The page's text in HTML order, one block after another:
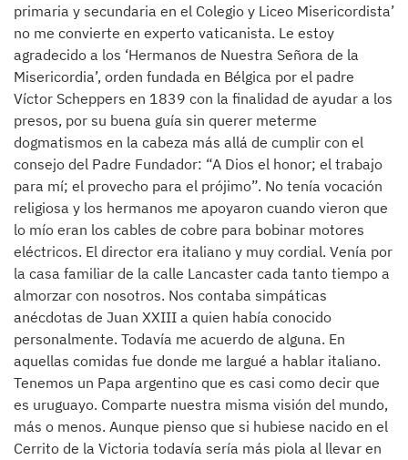
primaria y secundaria en el Colegio y Liceo Misericordista’
no me convierte en experto vaticanista. Le estoy
agradecido a los ‘Hermanos de Nuestra Señora de la
Misericordia’, orden fundada en Bélgica por el padre
Víctor Scheppers en 1839 con la finalidad de ayudar a los
presos, por su buena guía sin querer meterme
dogmatismos en la cabeza más allá de cumplir con el
consejo del Padre Fundador: “A Dios el honor; el trabajo
para mí; el provecho para el prójimo”. No tenía vocación
religiosa y los hermanos me apoyaron cuando vieron que
lo mío eran los cables de cobre para bobinar motores
eléctricos. El director era italiano y muy cordial. Venía por
la casa familiar de la calle Lancaster cada tanto tiempo a
almorzar con nosotros. Nos contaba simpáticas
anécdotas de Juan XXIII a quien había conocido
personalmente. Todavía me acuerdo de alguna. En
aquellas comidas fue donde me largué a hablar italiano.
Tenemos un Papa argentino que es casi como decir que
es uruguayo. Comparte nuestra misma visión del mundo,
más o menos. Aunque pienso que si hubiese nacido en el
Cerrito de la Victoria todavía sería más piola al llevar en